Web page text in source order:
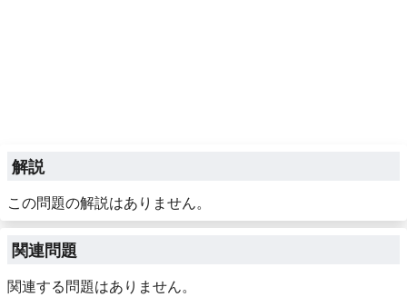
解説
この問題の解説はありません。
関連問題
関連する問題はありません。